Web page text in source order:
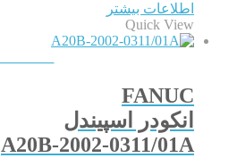
اطلاعات بیشتر
Quick View
FANUC
انکودر اسپیندل
A20B-2002-0311/01A